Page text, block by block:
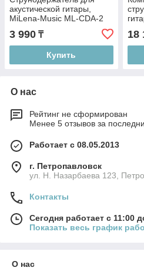
акустической гитары,
MiLena-Music ML-CDA-2
3 990 ₸
Купить
18
О нас
Рейтинг не сформирован
Менее 5 отзывов за
Работает с 08.05.2013
г. Петропавловск
ул. Н. Назарбаева 123,
Контакты
Сегодня работает с 11:00
Показать весь график
О нас